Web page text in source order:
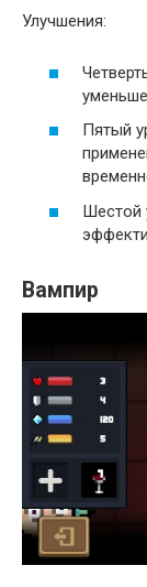
Улучшения:
Пятый
Шестой
Вампир